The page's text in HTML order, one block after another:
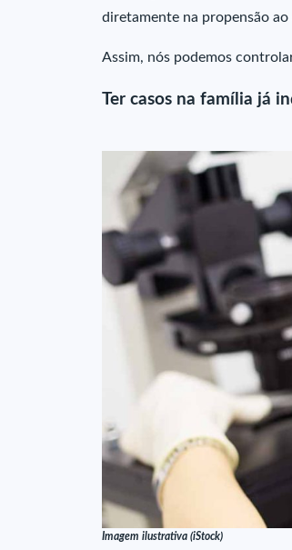
diretamente na propensão
Assim, nós podemos
Ter casos na família já
Imagem ilustrativa (iStock)